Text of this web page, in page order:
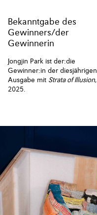
Bekanntgabe des
Gewinners/der
Gewinnerin
Jongjin Park ist der:die
Gewinner:in der diesjährigen
Ausgabe mit Strata of Illusion,
2025.